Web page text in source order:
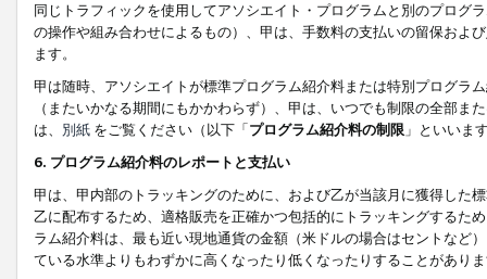
同じトラフィックを使用してアソシエイト・プログラムと別のプログ
の操作や組み合わせによるもの）、甲は、手数料の支払いの留保およ
ます。
甲は随時、アソシエイトが標準プログラム紹介料または特別プログラ
（またいかなる期間にもかかわらず）、甲は、いつでも制限の全部
は、 別紙 をご覧ください（以下「プログラム紹介料の制限 」といいま
6. プログラム紹介料のレポートと支払い
甲は、甲内部のトラッキングのために、および乙が当該月に獲得した
乙に配布するため、適格販売を正確かつ包括的にトラッキングするた
ラム紹介料は、最も近い現地通貨の金額（米ドルの場合はセントなど
ている水準よりもわずかに高くなったり低くなったりすることがあり